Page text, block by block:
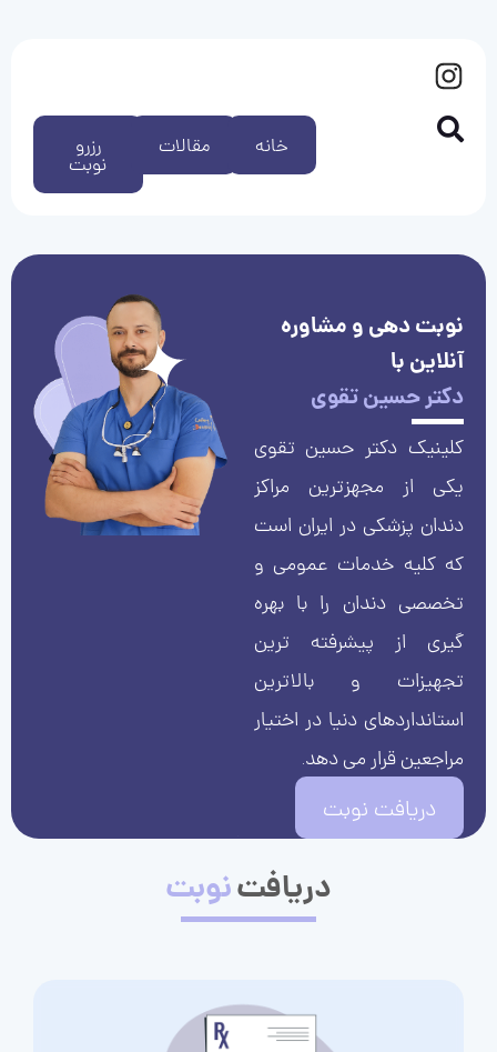
رزرو
نوبت
مقالات خانه
نوبت دهی و مشاوره
آنلاین با
دکتر حسین تقوی
کلینیک دکتر حسین تقوی
یکی از مجهزترین مراکز
دندان پزشکی در ایران است
که کلیه خدمات عمومی و
تخصصی دندان را با بهره
گیری از پیشرفته ترین
تجهیزات و بالاترین
استانداردهای دنیا در اختیار
مراجعین قرار می دهد.
دریافت نوبت
دریافتنوبت